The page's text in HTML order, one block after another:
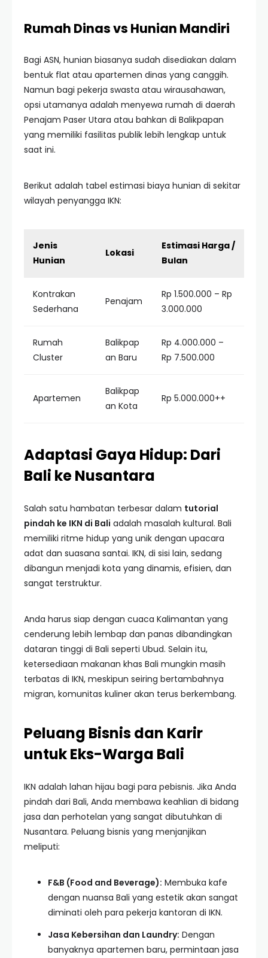
Rumah Dinas vs Hunian Mandiri
Bagi ASN, hunian biasanya sudah disediakan dalam
bentuk flat atau apartemen dinas yang canggih.
Namun bagi pekerja swasta atau wirausahawan,
opsi utamanya adalah menyewa rumah di daerah
Penajam Paser Utara atau bahkan di Balikpapan
yang memiliki fasilitas publik lebih lengkap untuk
saat ini.
Berikut adalah tabel estimasi biaya hunian di sekitar
wilayah penyangga IKN:
Jenis
Hunian
Lokasi
Estimasi Harga /
Bulan
Kontrakan
Sederhana
Penajam
Rp 1.500.000 – Rp
3.000.000
Rumah
Cluster
Balikpap
an Baru
Rp 4.000.000 –
Rp 7.500.000
Apartemen
Balikpap
an Kota
Rp 5.000.000++
Adaptasi Gaya Hidup: Dari
Bali ke Nusantara
Salah satu hambatan terbesar dalam tutorial
pindah ke IKN di Bali adalah masalah kultural. Bali
memiliki ritme hidup yang unik dengan upacara
adat dan suasana santai. IKN, di sisi lain, sedang
dibangun menjadi kota yang dinamis, efisien, dan
sangat terstruktur.
Anda harus siap dengan cuaca Kalimantan yang
cenderung lebih lembap dan panas dibandingkan
dataran tinggi di Bali seperti Ubud. Selain itu,
ketersediaan makanan khas Bali mungkin masih
terbatas di IKN, meskipun seiring bertambahnya
migran, komunitas kuliner akan terus berkembang.
Peluang Bisnis dan Karir
untuk Eks-Warga Bali
IKN adalah lahan hijau bagi para pebisnis. Jika Anda
pindah dari Bali, Anda membawa keahlian di bidang
jasa dan perhotelan yang sangat dibutuhkan di
Nusantara. Peluang bisnis yang menjanjikan
meliputi:
F&B (Food and Beverage): Membuka kafe
dengan nuansa Bali yang estetik akan sangat
diminati oleh para pekerja kantoran di IKN.
Jasa Kebersihan dan Laundry: Dengan
banyaknya apartemen baru, permintaan jasa